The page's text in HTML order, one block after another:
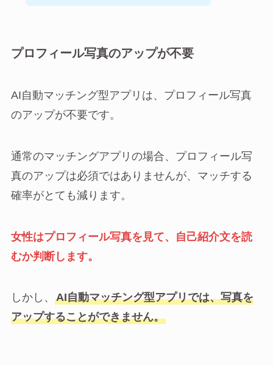
プロフィール写真のアップが不要
AI自動マッチング型アプリは、プロフィール写真
のアップが不要です。
通常のマッチングアプリの場合、プロフィール写
真のアップは必須ではありませんが、マッチする
確率がとても減ります。
女性はプロフィール写真を見て、自己紹介文を読
むか判断します。
しかし、 AI自動マッチング型アプリでは、写真を
アップすることができません。